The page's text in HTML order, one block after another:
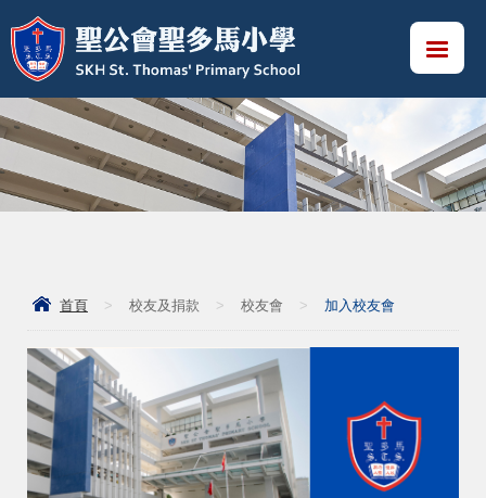
首頁 > 校友及捐款 > 校友會 > 加入校友會